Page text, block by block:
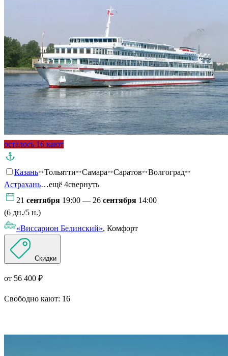
осталось 16 кают
Казань Тольятти Самара Саратов
Волгоград
Астрахань…ещё 4свернуть
21 сентября 19:00 — 26 сентября 14:00
(6 дн./5 н.)
«Виссарион Белинский», Комфорт
Скидки
от 56 400 ₽
Свободно кают: 16